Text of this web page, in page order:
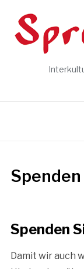
Spenden
Spenden
Damit wir auch